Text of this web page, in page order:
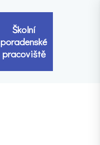
Školní
poradenské
pracoviště